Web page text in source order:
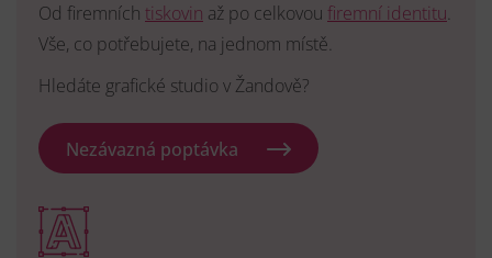
Od firemních tiskovin až po celkovou firemní identitu.
Vše, co potřebujete, na jednom místě.
Hledáte grafické studio v Žandově?
Nezávazná poptávka